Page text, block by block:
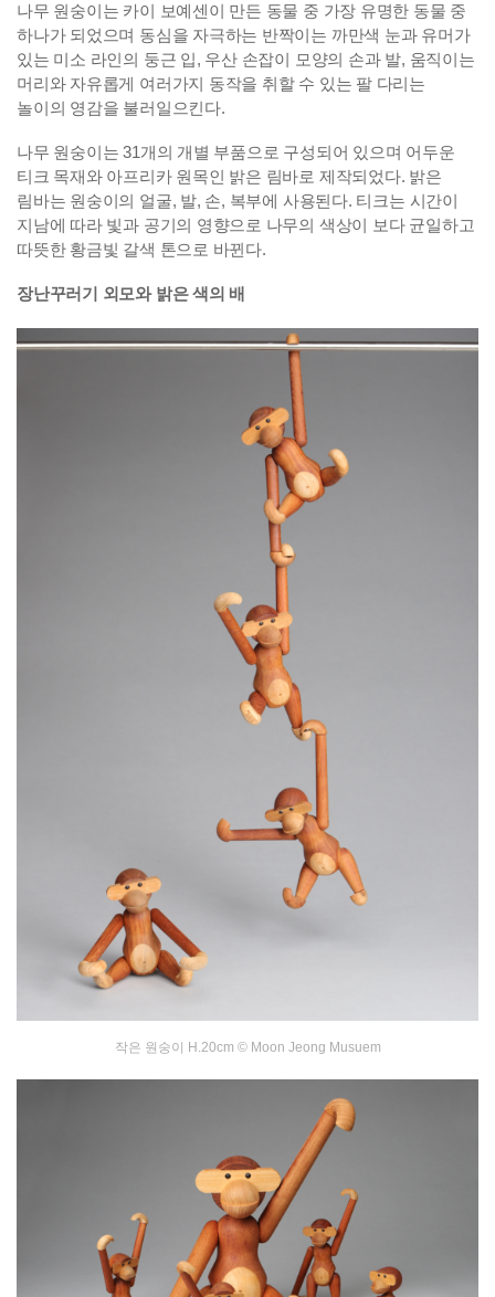
나무 원숭이는 카이 보예센이 만든 동물 중 가장 유명한 동물 중
하나가 되었으며 동심을 자극하는 반짝이는 까만색 눈과 유머가
있는 미소 라인의 둥근 입, 우산 손잡이 모양의 손과 발, 움직이는
머리와 자유롭게 여러가지 동작을 취할 수 있는 팔 다리는
놀이의 영감을 불러일으킨다.
나무 원숭이는 31개의 개별 부품으로 구성되어 있으며 어두운
티크 목재와 아프리카 원목인 밝은 림바로 제작되었다. 밝은
림바는 원숭이의 얼굴, 발, 손, 복부에 사용된다. 티크는 시간이
지남에 따라 빛과 공기의 영향으로 나무의 색상이 보다 균일하고
따뜻한 황금빛 갈색 톤으로 바뀐다.
장난꾸러기 외모와 밝은 색의 배
작은 원숭이 H.20cm © Moon Jeong Musuem